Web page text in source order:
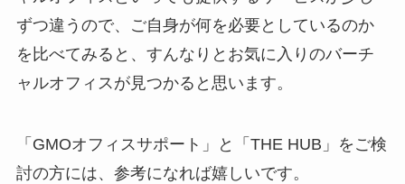
ずつ違うので、ご自身が何を必要としているのか
を比べてみると、すんなりとお気に入りのバーチ
ャルオフィスが見つかると思います。
「GMOオフィスサポート」と「THE HUB」をご検
討の方には、参考になれば嬉しいです。